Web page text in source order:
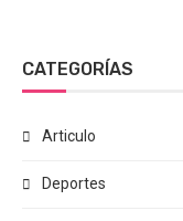
CATEGORÍAS
Articulo
Deportes